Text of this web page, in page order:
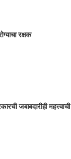
रक्षक
जबाबदारीही महत्त्वाची